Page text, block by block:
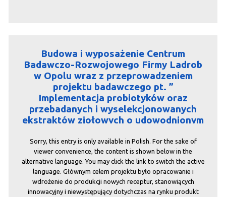
Budowa i wyposażenie Centrum
Badawczo-Rozwojowego Firmy Ladrob
w Opolu wraz z przeprowadzeniem
projektu badawczego pt. ”
Implementacja probiotyków oraz
przebadanych i wyselekcjonowanych
ekstraktów ziołowych o udowodnionym
bakteryjne w celu wyeliminowania
konieczności stosowania antybiotyków
w hodowli drobiu
Sorry, this entry is only available in Polish. For the sake of
viewer convenience, the content is shown below in the
alternative language. You may click the link to switch the active
language. Głównym celem projektu było opracowanie i
wdrożenie do produkcji nowych receptur, stanowiących
innowacyjny i niewystępujący dotychczas na rynku produkt